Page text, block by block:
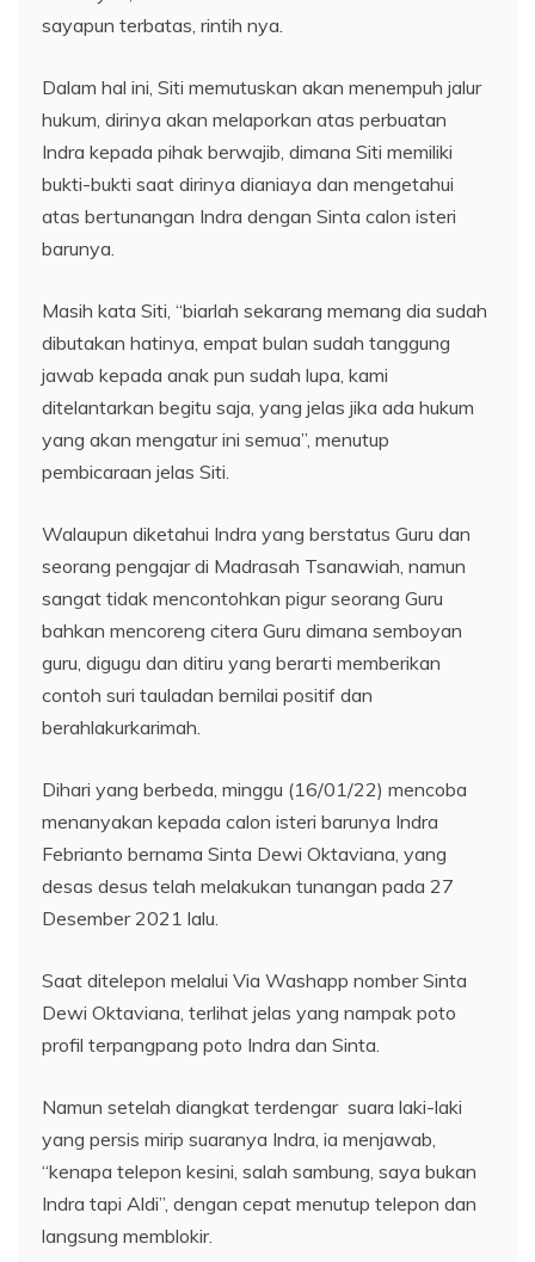
sayapun terbatas, rintih nya.
Dalam hal ini, Siti memutuskan akan menempuh jalur
hukum, dirinya akan melaporkan atas perbuatan
Indra kepada pihak berwajib, dimana Siti memiliki
bukti-bukti saat dirinya dianiaya dan mengetahui
atas bertunangan Indra dengan Sinta calon isteri
barunya.
Masih kata Siti, “biarlah sekarang memang dia sudah
dibutakan hatinya, empat bulan sudah tanggung
jawab kepada anak pun sudah lupa, kami
ditelantarkan begitu saja, yang jelas jika ada hukum
yang akan mengatur ini semua”, menutup
pembicaraan jelas Siti.
Walaupun diketahui Indra yang berstatus Guru dan
seorang pengajar di Madrasah Tsanawiah, namun
sangat tidak mencontohkan pigur seorang Guru
bahkan mencoreng citera Guru dimana semboyan
guru, digugu dan ditiru yang berarti memberikan
contoh suri tauladan bernilai positif dan
berahlakurkarimah.
Dihari yang berbeda, minggu (16/01/22) mencoba
menanyakan kepada calon isteri barunya Indra
Febrianto bernama Sinta Dewi Oktaviana, yang
desas desus telah melakukan tunangan pada 27
Desember 2021 lalu.
Saat ditelepon melalui Via Washapp nomber Sinta
Dewi Oktaviana, terlihat jelas yang nampak poto
profil terpangpang poto Indra dan Sinta.
Namun setelah diangkat terdengar suara laki-laki
yang persis mirip suaranya Indra, ia menjawab,
“kenapa telepon kesini, salah sambung, saya bukan
Indra tapi Aldi”, dengan cepat menutup telepon dan
langsung memblokir.